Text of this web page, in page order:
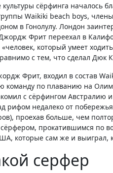
сёрфинга началось
Waikiki beach boys,
в Гонолулу. Лондон
Фрит переехал в
«человек, который умеет
с тем, что сделал Дюк
Фрит, входил в состав
команду по плаванию на
с сёрфингом Австралию
рифом недалеко от побережья
проехав больше, чем
прокатившимся по
которые сам же и выиграл,
серфер